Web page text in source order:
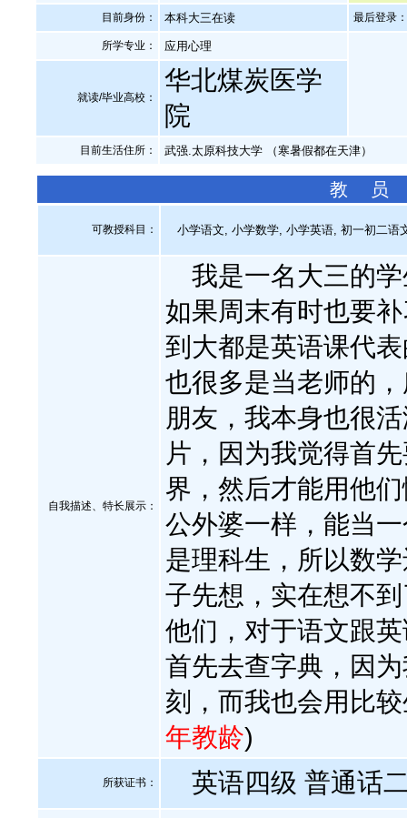
目前身份： 本科大三在读 最后登录
所学专业： 应用心理
就读/毕业高校：
华北煤炭医学
院
目前生活住所： 武强.太原科技大学 （寒暑假都在天津）
教 员
可教授科目： 小学语文, 小学数学, 小学英语, 初一初二语
自我描述、特长展示 ：
我是一名大三的学
如果周末有时也要
到大都是英语课代
也很多是当老师的
朋友，我本身也很
片，因为我觉得首
界，然后才能用他
公外婆一样，能当
是理科生，所以数
子先想，实在想不
他们，对于语文跟
首先去查字典，因
刻，而我也会用比
年教龄)
所获证书 ： 英语四级 普通话